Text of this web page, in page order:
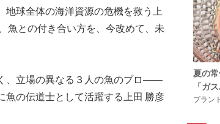
地球全体の海洋資源の危機を救う上
魚との付き合い方を、今改めて、未
、立場の異なる３人の魚のプロ――
魚の伝道士として活躍する上田 勝彦
夏の
「ガ
プラン